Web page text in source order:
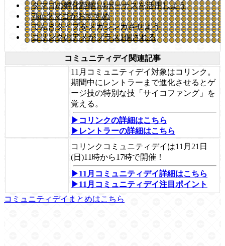
タマゴの孵化距離1/4ボーナスを活用しよう
7kmタマゴがおすすめ
でんきタイプをメガシンカさせよう
コリンクのアメがプラス1個される
コミュニティデイ関連記事
11月コミュニティデイ対象はコリンク。
期間中にレントラーまで進化させるとゲ
ージ技の特別な技「サイコファング」を
覚える。
▶コリンクの詳細はこちら
▶レントラーの詳細はこちら
コリンクコミュニティデイは11月21日
(日)11時から17時で開催！
▶11月コミュニティデイ詳細はこちら
▶11月コミュニティデイ注目ポイント
コミュニティデイまとめはこちら